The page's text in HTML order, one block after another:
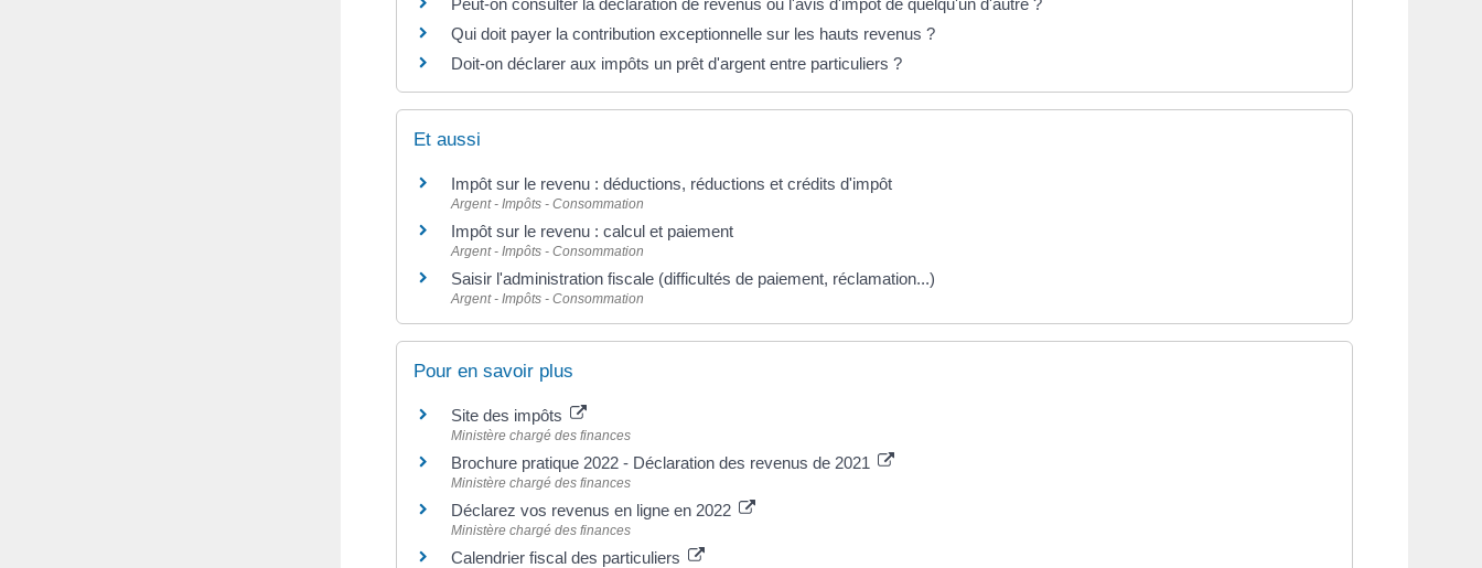
Peut-on consulter la déclaration de revenus ou l'avis d'impôt de quelqu'un d'autre ?
Qui doit payer la contribution exceptionnelle sur les hauts revenus ?
Doit-on déclarer aux impôts un prêt d'argent entre particuliers ?
Et aussi
Impôt sur le revenu : déductions, réductions et crédits d'impôt
Argent - Impôts - Consommation
Impôt sur le revenu : calcul et paiement
Argent - Impôts - Consommation
Saisir l'administration fiscale (difficultés de paiement, réclamation...)
Argent - Impôts - Consommation
Pour en savoir plus
Site des impôts
Ministère chargé des finances
Brochure pratique 2022 - Déclaration des revenus de 2021
Ministère chargé des finances
Déclarez vos revenus en ligne en 2022
Ministère chargé des finances
Calendrier fiscal des particuliers